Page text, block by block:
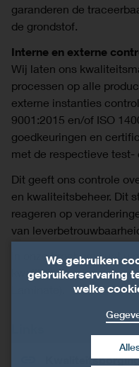
garanderen de
de grondstof.
Interne en externe
Wij laten ons
processen op alle
externe instanties
9001:2015 en/of ISO
goedkeuringen en
met de respectieve
Dit geeft ons controle
en kwaliteitsbeheer. Dit
reageren op
van
In onze brochure kunt u
kwaliteitsborging van
We gebruiken
gebruikerservaring
welke